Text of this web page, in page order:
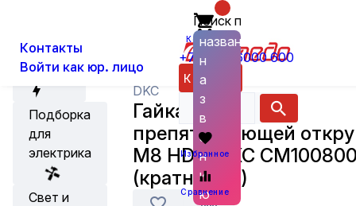
Контакты
Войти как юр. лицо
Корзина
+7 (800) 6000 600
Каталог
Поиск по
названию
н
а
з
в
а
н
и
ю
Избранное
Сравнение
Акции
Подборка
для
электрика
Свет и
Кабельная арматура
DKC
Гайка с насечкой,
препятствующей
М8 HDZ, DKC
(кратно 100)